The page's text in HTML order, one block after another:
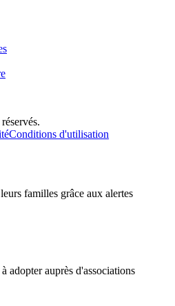
Conditions d'utilisation
familles grâce aux alertes
adopter auprès d'associations